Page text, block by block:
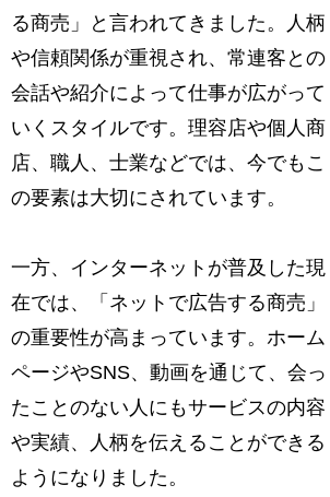
る商売」と言われてきました。人柄
や信頼関係が重視され、常連客との
会話や紹介によって仕事が広がって
いくスタイルです。理容店や個人商
店、職人、士業などでは、今でもこ
の要素は大切にされています。
一方、インターネットが普及した現
在では、「ネットで広告する商売」
の重要性が高まっています。ホーム
ページやSNS、動画を通じて、会っ
たことのない人にもサービスの内容
や実績、人柄を伝えることができる
ようになりました。